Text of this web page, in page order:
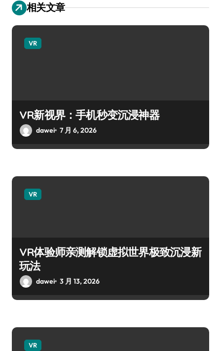
相关文章
VR
VR新视界：手机秒变沉浸神器
dawei 7 月 6, 2026
VR
VR体验师亲测解锁虚拟世界极致沉浸新
玩法
dawei 3 月 13, 2026
VR